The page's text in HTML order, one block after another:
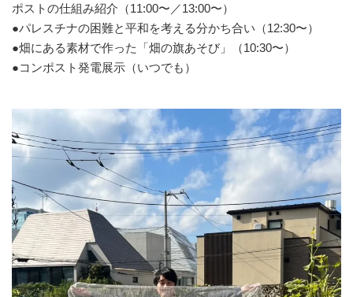
ポストの仕組み紹介（11:00〜／13:00〜）
●パレスチナの困難と平和を考える分かち合い（12:30〜）
●畑にある素材で作った「畑の旗あそび」（10:30〜）
●コンポスト発電展示（いつでも）